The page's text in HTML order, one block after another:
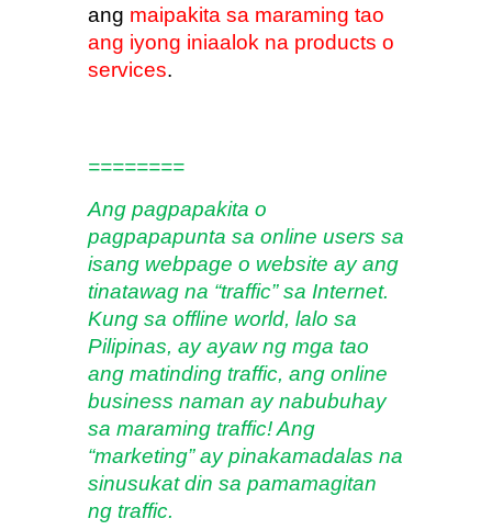
ang maipakita sa maraming tao
ang iyong iniaalok na products o
services.
========
Ang pagpapakita o
pagpapapunta sa online users sa
isang webpage o website ay ang
tinatawag na “traffic” sa Internet.
Kung sa offline world, lalo sa
Pilipinas, ay ayaw ng mga tao
ang matinding traffic, ang online
business naman ay nabubuhay
sa maraming traffic! Ang
“marketing” ay pinakamadalas na
sinusukat din sa pamamagitan
ng traffic.